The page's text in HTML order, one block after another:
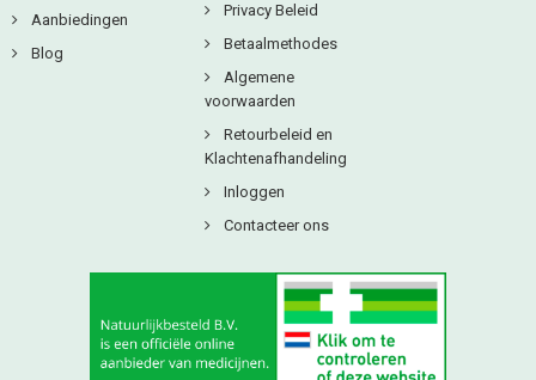
Aanbiedingen
Blog
Privacy Beleid
Betaalmethodes
Algemene
voorwaarden
Retourbeleid en
Klachtenafhandeling
Inloggen
Contacteer ons